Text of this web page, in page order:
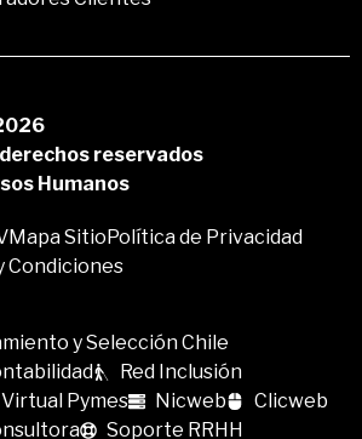
reservados
Humanos
Mapa SitioPolítica de Privacidad
Condiciones
y Selección Chile
Red Inclusión
Pymes
Nicweb
Clicweb
Soporte RRHH